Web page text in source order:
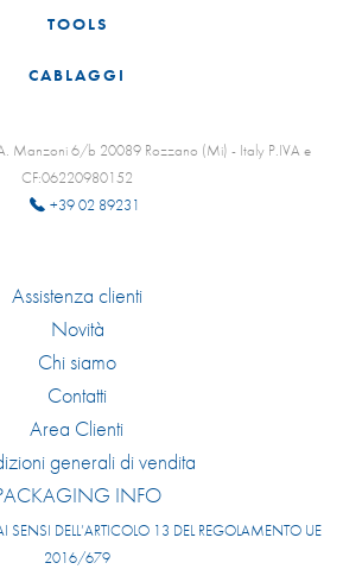
TOOLS
CABLAGGI
Manzoni 6/b 20089 Rozzano (Mi) - Italy P.IVA e
CF:06220980152
+39 02 89231
Assistenza clienti
Novità
Chi siamo
Contatti
Area Clienti
generali di vendita
INFO
SENSI DELL’ARTICOLO 13 DEL REGOLAMENTO UE
2016/679